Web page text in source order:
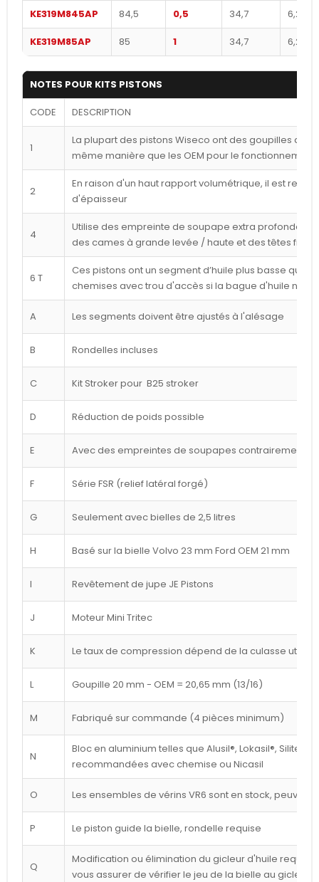
KE319M845AP 84,5 0,5 34,7 6,2
KE319M85AP 85 1 34,7 6,2
NOTES POUR KITS PISTONS
CODE DESCRIPTION
1
La plupart des pistons Wiseco ont des goupilles
même manière que les OEM pour le
2
En raison d'un haut rapport volumétrique, il est
d'épaisseur
4
Utilise des empreinte de soupape extra profondes
des cames à grande levée / haute et des têtes
6 T
Ces pistons ont un segment d’huile plus basse que
chemises avec trou d'accès si la bague d'huile
A Les segments doivent être ajustés à l'alésage
B Rondelles incluses
C Kit Stroker pour B25 stroker
D Réduction de poids possible
E Avec des empreintes de soupapes contrairement à
F Série FSR (relief latéral forgé)
G Seulement avec bielles de 2,5 litres
H Basé sur la bielle Volvo 23 mm Ford OEM 21 mm
I Revêtement de jupe JE Pistons
J Moteur Mini Tritec
K Le taux de compression dépend de la culasse
L Goupille 20 mm - OEM = 20,65 mm (13/16)
M Fabriqué sur commande (4 pièces minimum)
N
Bloc en aluminium telles que Alusil®, Lokasil®, Silitec®,
recommandées avec chemise ou Nicasil
O Les ensembles de vérins VR6 sont en stock, peuvent
P Le piston guide la bielle, rondelle requise
Q
Modification ou élimination du gicleur d'huile
vous assurer de vérifier le jeu de la bielle au gicleur